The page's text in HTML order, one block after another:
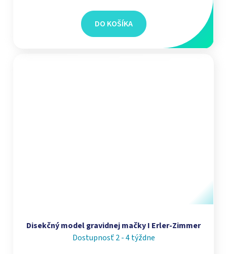
DO KOŠÍKA
Disekčný model gravidnej mačky I Erler-Zimmer
Dostupnosť 2 - 4 týždne